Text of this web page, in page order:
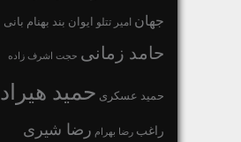
جهان امیر تتلو ایوان بند بهنام بانی
حامد زمانی حجت اشرف زاده
حمید عسکری حمید هیراد
راغب رضا بهرام رضا شیری